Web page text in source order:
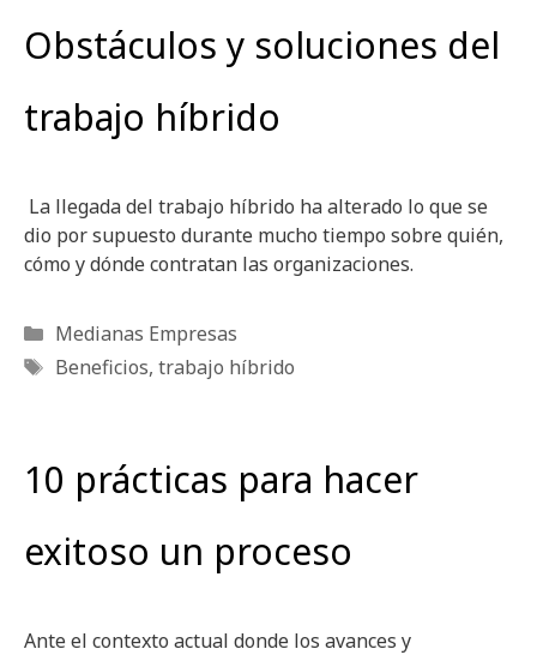
Obstáculos y soluciones del
trabajo híbrido
La llegada del trabajo híbrido ha alterado lo que se
dio por supuesto durante mucho tiempo sobre quién,
cómo y dónde contratan las organizaciones.
Categorías
Medianas Empresas
Etiquetas
Beneficios, trabajo híbrido
10 prácticas para hacer
exitoso un proceso
Ante el contexto actual donde los avances y